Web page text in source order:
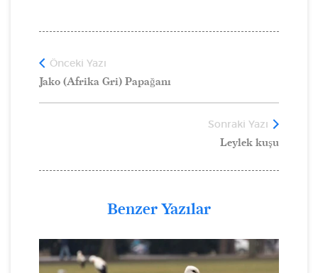
Önceki Yazı
Jako (Afrika Gri) Papağanı
Sonraki Yazı
Leylek kuşu
Benzer Yazılar